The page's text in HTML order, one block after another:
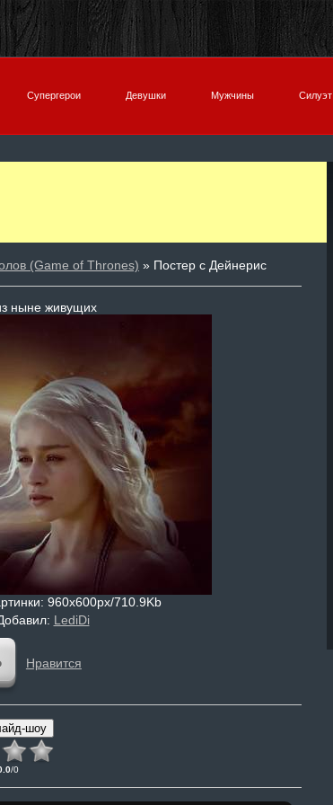
Супергерои Девушки Мужчины Силуэт
(Game of Thrones) » Постер с Дейнерис
ныне живущих
: 960x600px/710.9Kb
: LediDi
Нравится
/0